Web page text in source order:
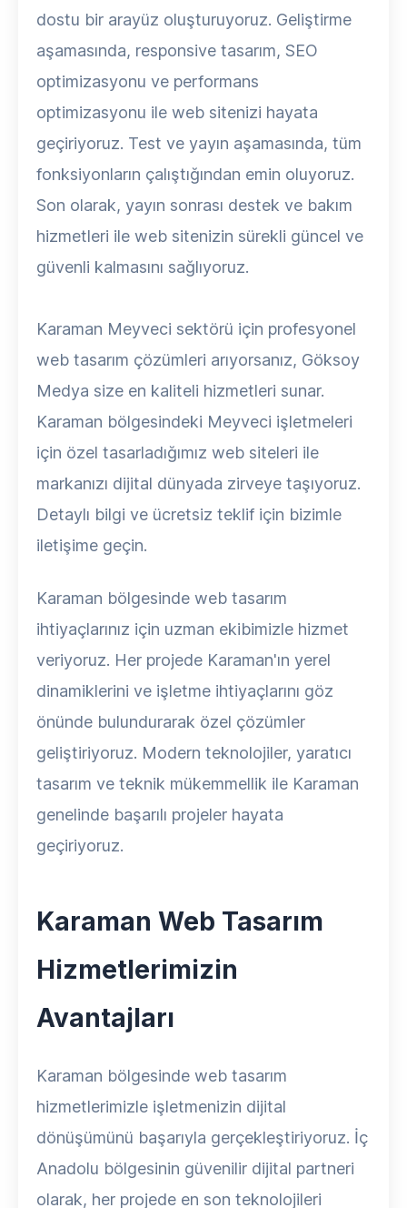
dostu bir arayüz oluşturuyoruz. Geliştirme
aşamasında, responsive tasarım, SEO
optimizasyonu ve performans
optimizasyonu ile web sitenizi hayata
geçiriyoruz. Test ve yayın aşamasında, tüm
fonksiyonların çalıştığından emin oluyoruz.
Son olarak, yayın sonrası destek ve bakım
hizmetleri ile web sitenizin sürekli güncel ve
güvenli kalmasını sağlıyoruz.
Karaman Meyveci sektörü için profesyonel
web tasarım çözümleri arıyorsanız, Göksoy
Medya size en kaliteli hizmetleri sunar.
Karaman bölgesindeki Meyveci işletmeleri
için özel tasarladığımız web siteleri ile
markanızı dijital dünyada zirveye taşıyoruz.
Detaylı bilgi ve ücretsiz teklif için bizimle
iletişime geçin.
Karaman bölgesinde web tasarım
ihtiyaçlarınız için uzman ekibimizle hizmet
veriyoruz. Her projede Karaman'ın yerel
dinamiklerini ve işletme ihtiyaçlarını göz
önünde bulundurarak özel çözümler
geliştiriyoruz. Modern teknolojiler, yaratıcı
tasarım ve teknik mükemmellik ile Karaman
genelinde başarılı projeler hayata
geçiriyoruz.
Karaman Web Tasarım
Hizmetlerimizin
Avantajları
Karaman bölgesinde web tasarım
hizmetlerimizle işletmenizin dijital
dönüşümünü başarıyla gerçekleştiriyoruz. İç
Anadolu bölgesinin güvenilir dijital partneri
olarak, her projede en son teknolojileri